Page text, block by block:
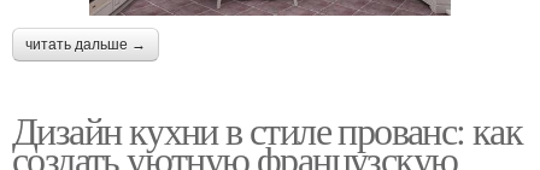
читать дальше →
Дизайн кухни в стиле прованс: как
создать уютную французскую